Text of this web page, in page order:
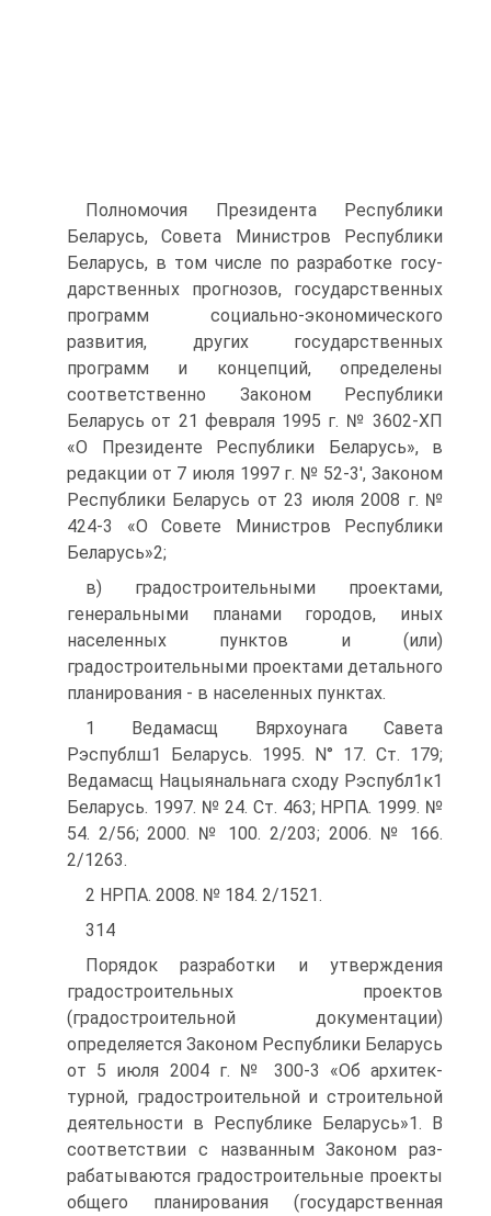
Полномочия Президента Республики
Беларусь, Совета Ми­нистров Республики
Беларусь, в том числе по разработке госу­
дарственных прогнозов, государственных
программ социально-экономического
развития, других государственных
программ и концепций, определены
соответственно Законом Республики
Беларусь от 21 февраля 1995 г. № 3602-ХП
«О Президенте Республики Беларусь», в
редакции от 7 июля 1997 г. № 52-3', Законом
Республики Беларусь от 23 июля 2008 г. №
424-3 «О Совете Министров Республики
Беларусь»2;
в) градостроительными проектами,
генеральными планами городов, иных
населенных пунктов и (или)
градостроительными проектами детального
планирования - в населенных пунктах.
1 Ведамасщ Вярхоунага Савета
Рэспублш1 Беларусь. 1995. N° 17. Ст. 179;
Ведамасщ Нацыянальнага сходу Рэспубл1к1
Беларусь. 1997. № 24. Ст. 463; НРПА. 1999. №
54. 2/56; 2000. № 100. 2/203; 2006. № 166.
2/1263.
2 НРПА. 2008. № 184. 2/1521.
314
Порядок разработки и утверждения
градостроительных проек­тов
(градостроительной документации)
определяется Законом Республики Беларусь
от 5 июля 2004 г. № 300-3 «Об архитек­
турной, градостроительной и строительной
деятельности в Рес­публике Беларусь»1. В
соответствии с названным Законом раз­
рабатываются градостроительные проекты
общего планирования (государственная